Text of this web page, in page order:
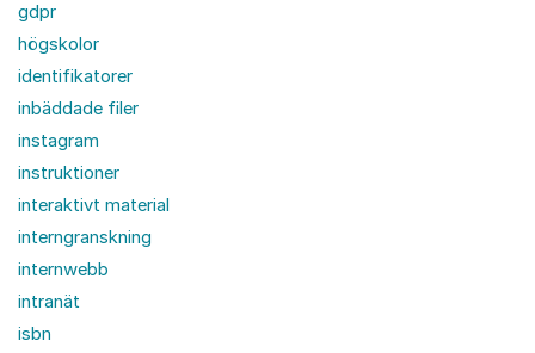
gdpr
högskolor
identifikatorer
inbäddade filer
instagram
instruktioner
interaktivt material
interngranskning
internwebb
intranät
isbn